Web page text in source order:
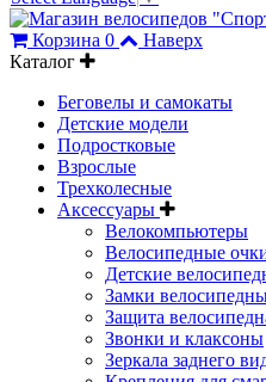
Корзина 0
Наверх
Каталог
Беговелы и самокаты
Детские модели
Подростковые
Взрослые
Трехколесные
Аксессуары
Велокомпьютеры
Велосипедные
Детские
Замки
Защита
Звонки и клаксоны
Зеркала заднего